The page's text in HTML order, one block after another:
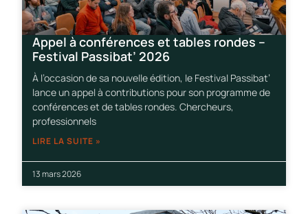
Appel à conférences et tables rondes –
Festival Passibat’ 2026
À l’occasion de sa nouvelle édition, le Festival Passibat’
lance un appel à contributions pour son programme de
conférences et de tables rondes. Chercheurs,
professionnels
LIRE LA SUITE »
13 mars 2026